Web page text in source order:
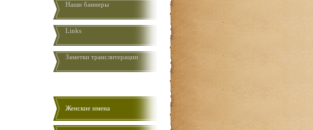
Наши баннеры
Links
Заметки транслитерации
Женские имена